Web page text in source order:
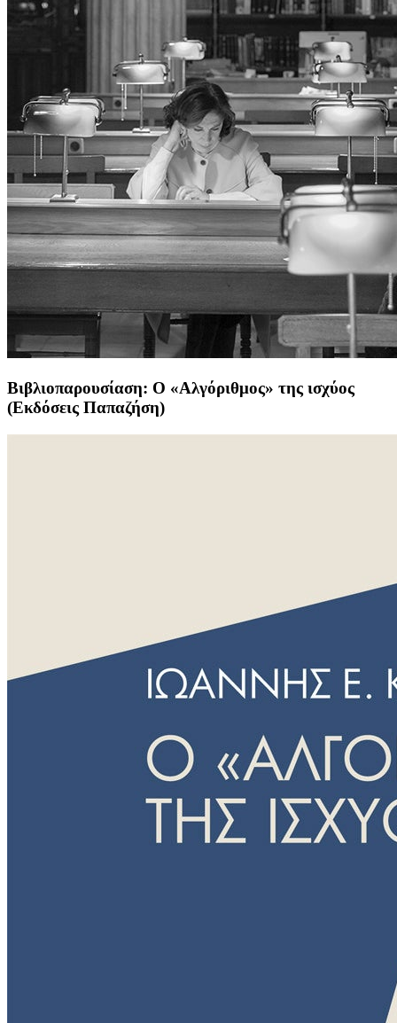
Βιβλιοπαρουσίαση: Ο «Αλγόριθμος» της ισχύος
(Εκδόσεις Παπαζήση)